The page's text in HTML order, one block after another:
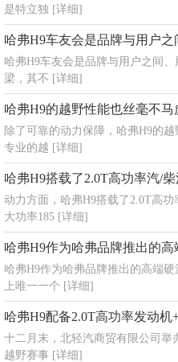
是特立独 [详细]
哈弗H9车友会是品牌与用户之
哈弗H9车友会是品牌与用户之间
梁，其不 [详细]
哈弗H9的越野性能也丝毫不马
除了可靠的动力保障，哈弗H9的
专业的越 [详细]
哈弗H9搭载了2.0T高功率汽/
动力方面，哈弗H9搭载了2.0T高
大功率185 [详细]
哈弗H9作为哈弗品牌推出的
哈弗H9作为哈弗品牌推出的高端
上唯一一个 [详细]
哈弗H9配备2.0T高功率发动机
十二月末，北轻汽商贸有限公司举
越野赛事 [详细]